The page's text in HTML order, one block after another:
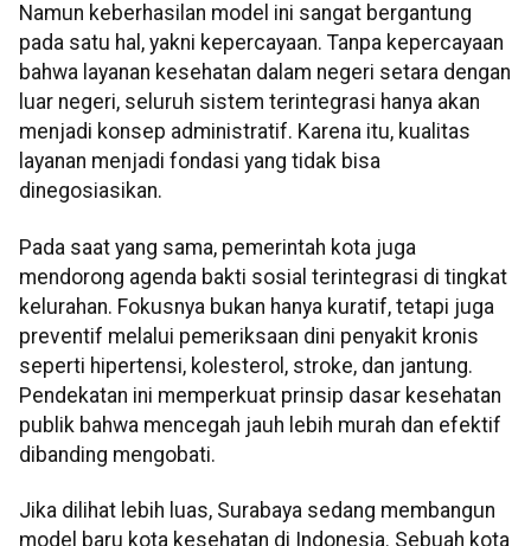
Namun keberhasilan model ini sangat bergantung
pada satu hal, yakni kepercayaan. Tanpa kepercayaan
bahwa layanan kesehatan dalam negeri setara dengan
luar negeri, seluruh sistem terintegrasi hanya akan
menjadi konsep administratif. Karena itu, kualitas
layanan menjadi fondasi yang tidak bisa
dinegosiasikan.
Pada saat yang sama, pemerintah kota juga
mendorong agenda bakti sosial terintegrasi di tingkat
kelurahan. Fokusnya bukan hanya kuratif, tetapi juga
preventif melalui pemeriksaan dini penyakit kronis
seperti hipertensi, kolesterol, stroke, dan jantung.
Pendekatan ini memperkuat prinsip dasar kesehatan
publik bahwa mencegah jauh lebih murah dan efektif
dibanding mengobati.
Jika dilihat lebih luas, Surabaya sedang membangun
model baru kota kesehatan di Indonesia. Sebuah kota